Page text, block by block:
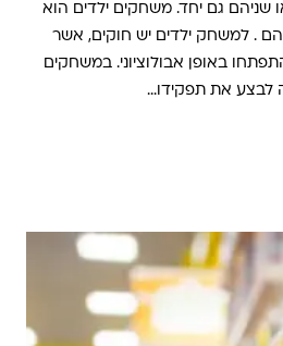
שניהם גם יחד. משחקים ילדים הוא
. למשחק ילדים יש חוקים, אשר
באופן אבולוציוני. במשחקים
לבצע את תפקידו…